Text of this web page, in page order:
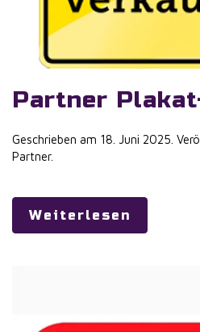
Partner
Geschrieben am 18. Juni 2025 .
Partner.
Weiterlesen